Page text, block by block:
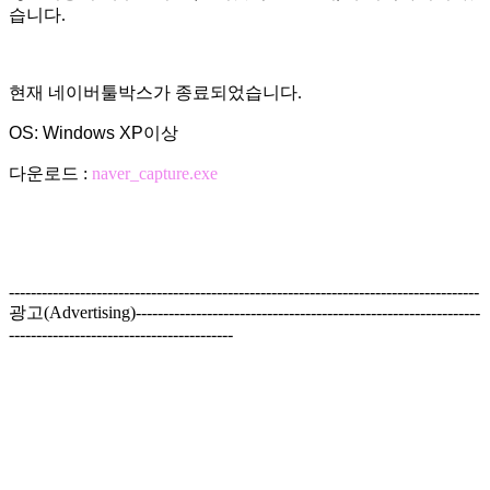
습니다.
현재 네이버툴박스가 종료되었습니다.
OS: Windows XP이상
다운로드 : naver_capture.exe
--------------------------------------------------------------------------------------
광고(Advertising)---------------------------------------------------------------
-----------------------------------------